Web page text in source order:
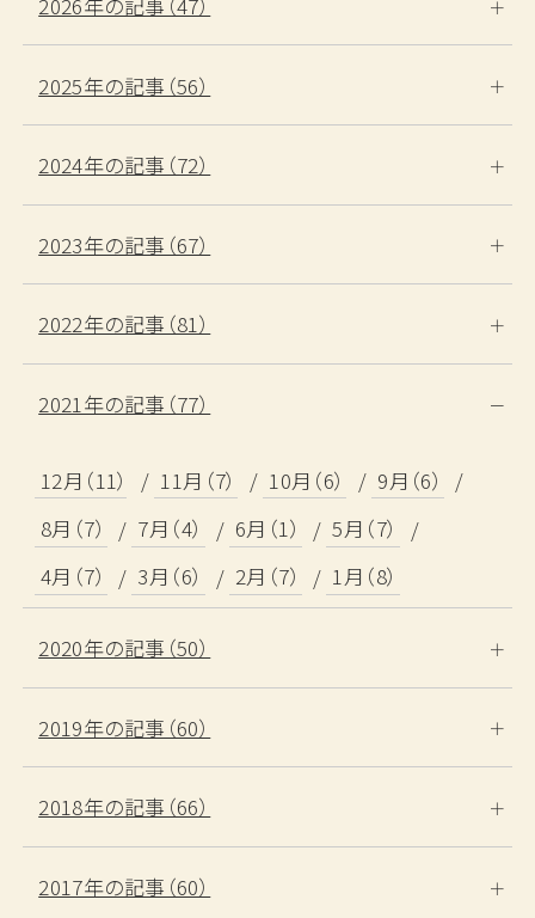
室
ベストレート宣言
予約確認・変更・キャンセル
TEL.0859-31-1100
2025年の記事（56）
2024年の記事（72）
2023年の記事（67）
2022年の記事（81）
2021年の記事（77）
12月（11） 11月（7） 10月（6）
9月（6）
8月（7）
7月（4） 6月（1）
5月（7）
4月（7）
3月（6） 2月（7） 1月（8）
2020年の記事（50）
2019年の記事（60）
2018年の記事（66）
2017年の記事（60）